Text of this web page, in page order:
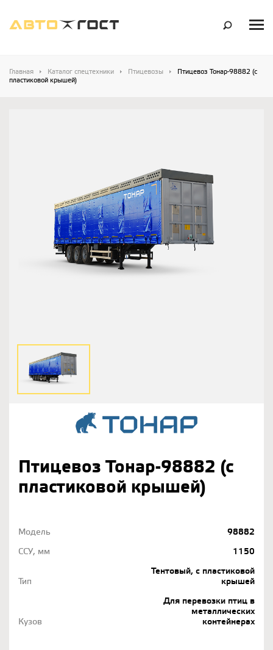
Главная Каталог спецтехники Птицевозы
Птицевоз Тонар-98882 (с
пластиковой крышей)
Птицевоз Тонар-98882 (с
пластиковой крышей)
Модель
98882
ССУ, мм
1150
Тип
Тентовый, с пластиковой
крышей
Кузов
Для перевозки птиц в
металлических
контейнерах